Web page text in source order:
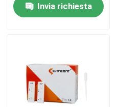
Prodotti
Giro della fabbrica
Invia richiesta